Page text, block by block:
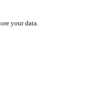
your data.